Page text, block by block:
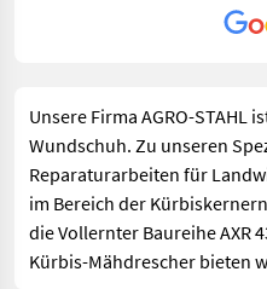
Unsere Firma AGRO-
Wundschuh. Zu unseren
Reparaturarbeiten für
im Bereich der
die Vollernter Baureihe AXR
Kürbis-Mähdrescher bieten